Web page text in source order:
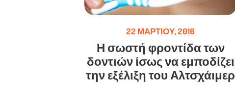
22 ΜΑΡΤΊΟΥ, 2016
Η σωστή φροντίδα των
δοντιών ίσως να εμποδίζει
την εξέλιξη του Αλτσχάιμερ